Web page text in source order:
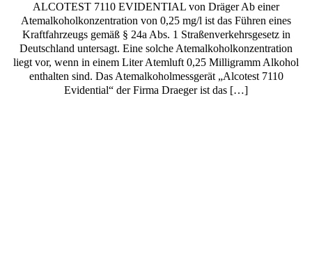
ALCOTEST 7110 EVIDENTIAL von Dräger Ab einer
Atemalkoholkonzentration von 0,25 mg/l ist das Führen eines
Kraftfahrzeugs gemäß § 24a Abs. 1 Straßenverkehrsgesetz in
Deutschland untersagt. Eine solche Atemalkoholkonzentration
liegt vor, wenn in einem Liter Atemluft 0,25 Milligramm Alkohol
enthalten sind. Das Atemalkoholmessgerät „Alcotest 7110
Evidential“ der Firma Draeger ist das […]